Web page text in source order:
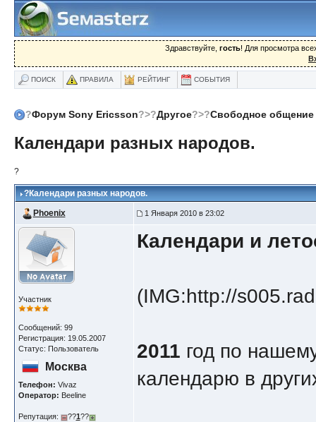
Здравствуйте, гость! Для просмотра
ПОИСК ПРАВИЛА РЕЙТИНГ СОБЫТИЯ
?Форум Sony Ericsson?>?Другое?>?Свободное общение
Календари разных народов.
?
?Календари разных народов.
Phoenix
1 Января 2010 в 23:02
Участник
Сообщений: 99
Регистрация: 19.05.2007
Статус: Пользователь
Москва
Телефон: Vivaz
Оператор: Beeline
Репутация: ??1??
Календари и
(IMG:http://
2011 год по
календарю в